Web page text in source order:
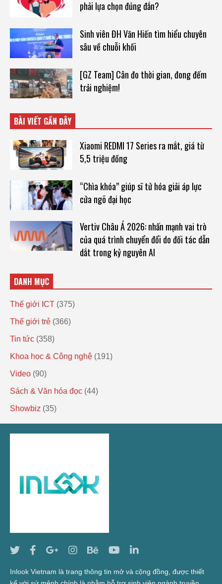
phải lựa chọn đúng đắn?
Sinh viên ĐH Văn Hiến tìm hiểu chuyên
sâu về chuỗi khối
[GZ Team] Cân đo thời gian, đong đếm
trải nghiệm!
BÀI VIẾT GẦN ĐÂY
Xiaomi REDMI 17 Series ra mắt, giá từ
5,5 triệu đồng
“Chìa khóa” giúp sĩ tử hóa giải áp lực
cửa ngõ đại học
Vertiv Châu Á 2026: nhấn mạnh vai trò
của quá trình chuyển đổi do đối tác dẫn
dắt trong kỷ nguyên AI
DANH MỤC
Thế giới ICT (375)
Thế giới trẻ (366)
Tin tức (358)
Khoa học & Công nghệ (191)
Video (90)
Sách & Văn hóa đọc (44)
Showbiz (35)
Inlook Vietnam là trang thông tin mở và cộng đồng, được thiết